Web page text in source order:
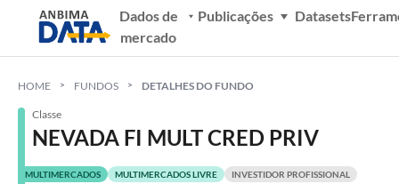
Dados de
mercado
Publicações Datasets
HOME FUNDOS DETALHES DO FUNDO
Classe
NEVADA FI MULT CRED PRIV
MULTIMERCADOS MULTIMERCADOS LIVRE
INVESTIDOR PROFISSIONAL